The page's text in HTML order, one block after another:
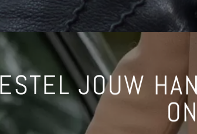
JOUW